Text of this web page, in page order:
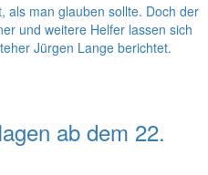
als man glauben sollte. Doch der
und weitere Helfer lassen sich
Jürgen Lange berichtet.
ab dem 22.